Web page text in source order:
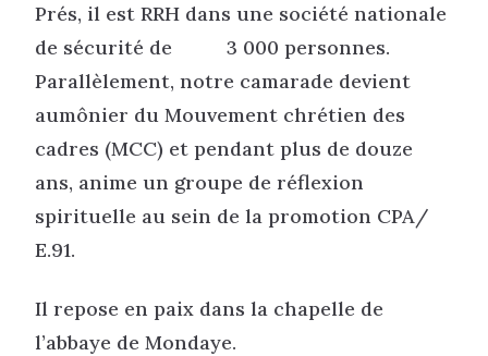
Prés, il est RRH dans une société nationale
de sécurité de 3 000 personnes.
Parallèlement, notre camarade devient
aumônier du Mouvement chrétien des
cadres (MCC) et pendant plus de douze
ans, anime un groupe de réflexion
spirituelle au sein de la promotion CPA/
E.91.
Il repose en paix dans la chapelle de
l’abbaye de Mondaye.